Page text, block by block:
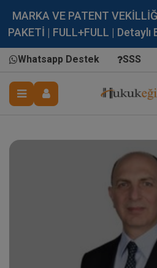
MARKA VE PATENT
PAKETİ | FULL+FULL | Detaylı
Whatsapp Destek SSS